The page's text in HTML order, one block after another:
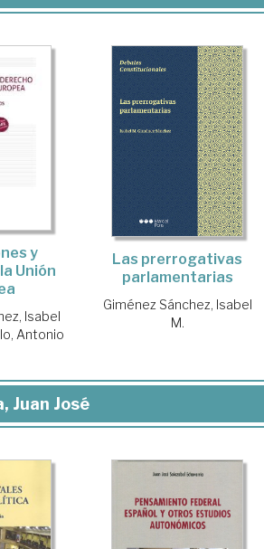
y
Unión
Isabel
Antonio
Las prerrogativas
parlamentarias
Giménez Sánchez, Isabel
M.
Juan José